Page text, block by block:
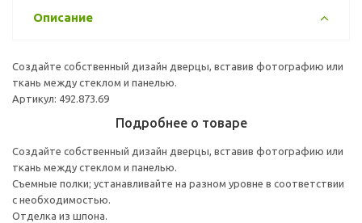
Описание
Создайте собственный дизайн дверцы, вставив фотографию или
ткань между стеклом и панелью.
Артикул: 492.873.69
Подробнее о товаре
Создайте собственный дизайн дверцы, вставив фотографию или
ткань между стеклом и панелью.
Съемные полки; устанавливайте на разном уровне в соответствии
с необходимостью.
Отделка из шпона.